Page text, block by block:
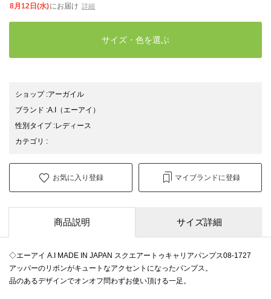
8月12日(水)にお届け 詳細
サイズ・色を選ぶ
ショップ:アーガイル
ブランド :A.I （エーアイ）
性別タイプ:レディース
カテゴリ :
お気に入り登録 マイブランドに登録
商品説明 サイズ詳細
◇エーアイ A.I MADE IN JAPAN スクエアートゥキャリアパンプス08-1727
アッパーのリボンがキュートなアクセントになったパンプス。
品のあるデザインでオンオフ問わずお使い頂ける一足。